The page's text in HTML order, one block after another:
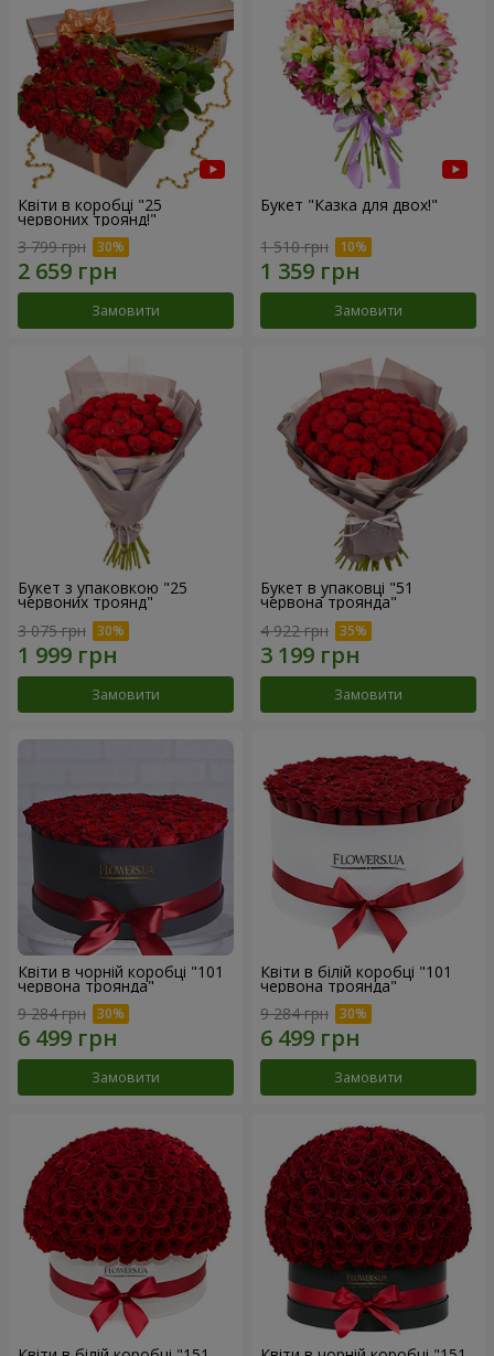
Квіти в коробці "25
червоних троянд!"
3 799 грн
Замовити
Букет "Казка для двох!"
1 510 грн
Замовити
Букет з упаковкою "25
червоних троянд"
3 075 грн
Замовити
Букет в упаковці "51
червона троянда"
4 922 грн
Замовити
Квіти в чорній коробці "101
червона троянда"
9 284 грн
Замовити
Квіти в білій коробці "101
червона троянда"
9 284 грн
Замовити